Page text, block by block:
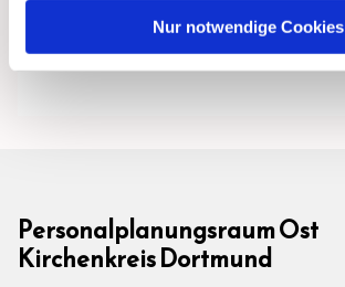
Nur notwendige Cookies
Personalplanungsraum Ost
Kirchenkreis Dortmund